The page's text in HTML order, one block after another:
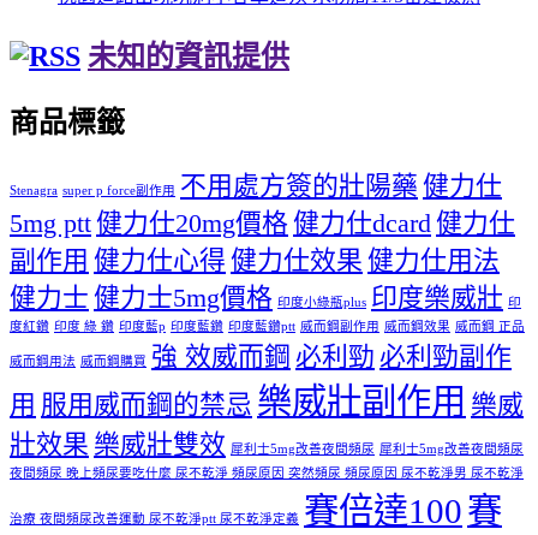
未知的資訊提供
商品標籤
Stenagra super p force副作用 不用處方簽的壯陽藥 健力仕
5mg ptt健力仕20mg價格健力仕dcard健力仕
副作用 健力仕心得 健力仕效果 健力仕用法
健力士 健力士5mg價格 印度小綠瓶plus 印度樂威壯 印
度紅鑽 印度 綠 鑽 印度藍p 印度藍鑽 印度藍鑽ptt 威而鋼副作用 威而鋼效果 威而鋼 正品
威而鋼用法 威而鋼購買 強 效威而鋼 必利勁 必利勁副作
用 服用威而鋼的禁忌 樂威壯副作用 樂威
壯效果 樂威壯雙效 犀利士5mg改善夜間頻尿 犀利士5mg改善夜間頻尿
夜間頻尿 晚上頻尿要吃什麼 尿不乾淨 頻尿原因 突然頻尿 頻尿原因 尿不乾淨男 尿不乾淨
治療 夜間頻尿改善運動 尿不乾淨ptt 尿不乾淨定義 賽倍達100賽